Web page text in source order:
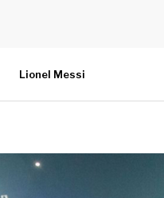
Lionel Messi